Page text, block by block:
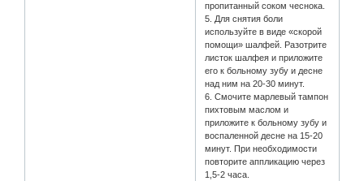
пропитанный соком чеснока.
5. Для снятия боли
используйте в виде «скорой
помощи» шалфей. Разотрите
листок шалфея и приложите
его к больному зубу и десне
над ним на 20-30 минут.
6. Смочите марлевый тампон
пихтовым маслом и
приложите к больному зубу и
воспаленной десне на 15-20
минут. При необходимости
повторите аппликацию через
1,5-2 часа.